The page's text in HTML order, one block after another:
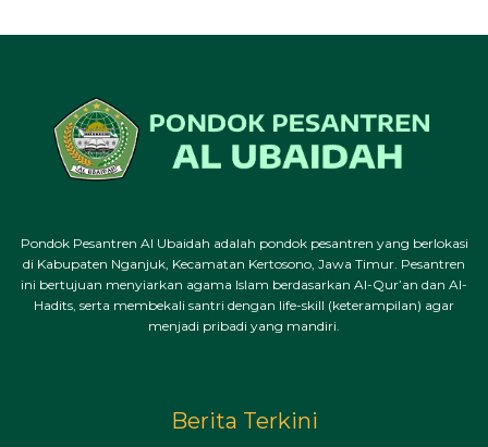
Pondok Pesantren Al Ubaidah adalah pondok pesantren yang berlokasi
di Kabupaten Nganjuk, Kecamatan Kertosono, Jawa Timur. Pesantren
ini bertujuan menyiarkan agama Islam berdasarkan Al-Qur’an dan Al-
Hadits, serta membekali santri dengan life-skill (keterampilan) agar
menjadi pribadi yang mandiri.
Berita Terkini